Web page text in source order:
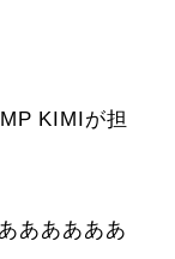
KIMIが担
あああああ